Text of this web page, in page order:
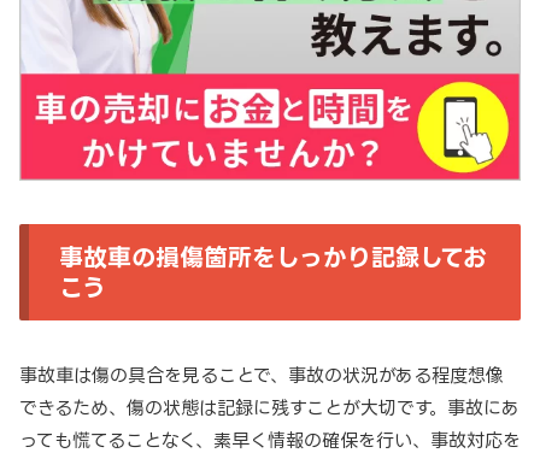
事故車の損傷箇所をしっかり記録してお
こう
事故車は傷の具合を見ることで、事故の状況がある程度想像
できるため、傷の状態は記録に残すことが大切です。事故にあ
っても慌てることなく、素早く情報の確保を行い、事故対応を